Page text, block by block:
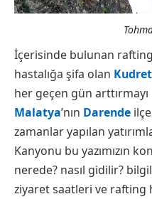
İçerisinde bulunan rafting
hastalığa şifa olan
her geçen gün
Malatya’nın Darende
zamanlar yapılan
Kanyonu bu yazımızın
nerede? nasıl gidilir?
ziyaret saatleri ve